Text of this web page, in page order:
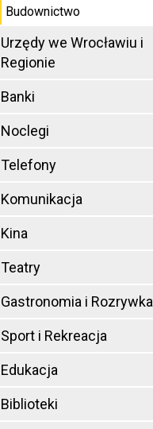
Budownictwo
Urzędy we Wrocławiu i
Regionie
Banki
Noclegi
Telefony
Komunikacja
Kina
Teatry
Gastronomia i Rozrywka
Sport i Rekreacja
Edukacja
Biblioteki